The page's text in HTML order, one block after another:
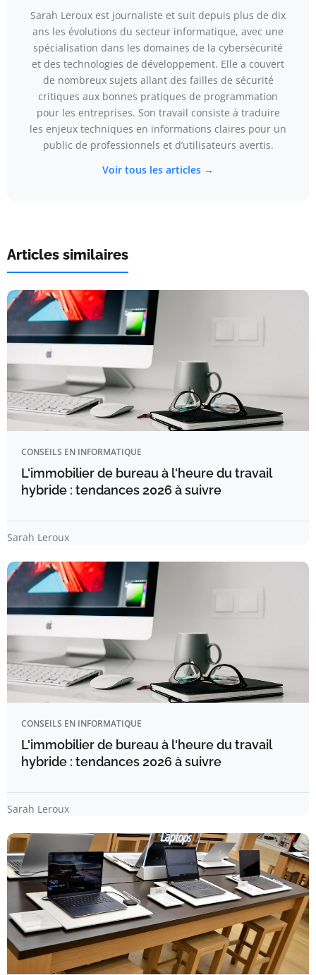
Sarah Leroux est journaliste et suit depuis plus de dix
ans les évolutions du secteur informatique, avec une
spécialisation dans les domaines de la cybersécurité
et des technologies de développement. Elle a couvert
de nombreux sujets allant des failles de sécurité
critiques aux bonnes pratiques de programmation
pour les entreprises. Son travail consiste à traduire
les enjeux techniques en informations claires pour un
public de professionnels et d’utilisateurs avertis.
Voir tous les articles →
Articles similaires
CONSEILS EN INFORMATIQUE
L'immobilier de bureau à l'heure du travail
hybride : tendances 2026 à suivre
Sarah Leroux
CONSEILS EN INFORMATIQUE
L'immobilier de bureau à l'heure du travail
hybride : tendances 2026 à suivre
Sarah Leroux